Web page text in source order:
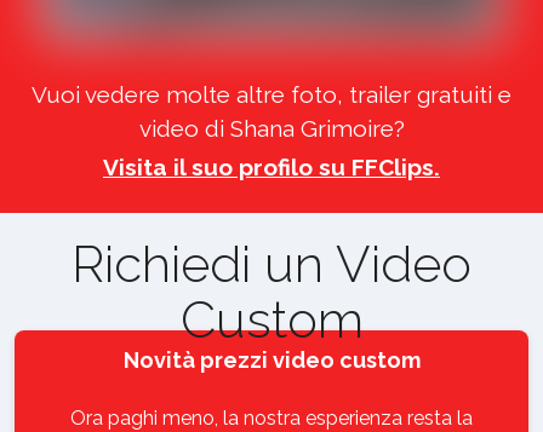
Vuoi vedere molte altre foto, trailer gratuiti e
video di Shana Grimoire?
Visita il suo profilo su FFClips.
Richiedi un Video
Custom
Novità prezzi video custom
Ora paghi meno, la nostra esperienza resta la